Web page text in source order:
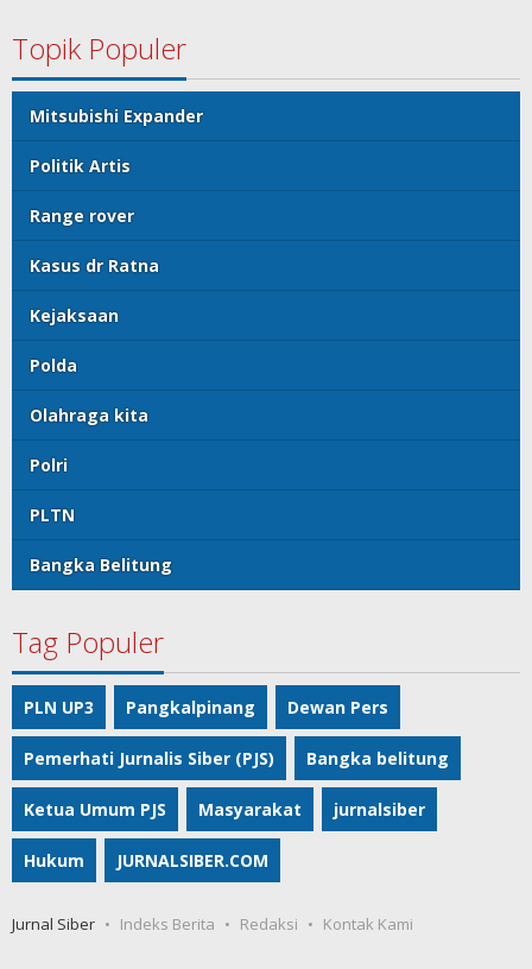
Topik Populer
Mitsubishi Expander
Politik Artis
Range rover
Kasus dr Ratna
Kejaksaan
Polda
Olahraga kita
Polri
PLTN
Bangka Belitung
Tag Populer
PLN UP3 Pangkalpinang Dewan Pers
Pemerhati Jurnalis Siber (PJS) Bangka belitung
Ketua Umum PJS Masyarakat jurnalsiber
Hukum JURNALSIBER.COM
Jurnal Siber Indeks Berita Redaksi Kontak Kami